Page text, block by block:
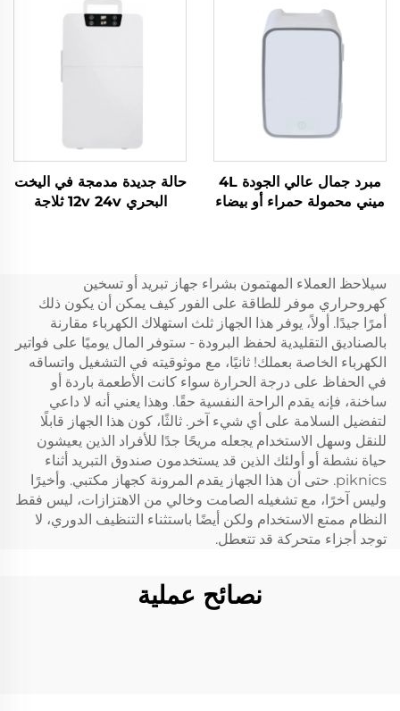
المصنع 52L
مبرد جمال عالي الجودة 4L
ميني محمولة حمراء أو بيضاء
حالة جديدة مدمجة في اليخت
البحري 12v 24v ثلاجة
سيلاحظ العملاء المهتمون بشراء جهاز تبريد أو تسخين
كهروحراري موفر للطاقة على الفور كيف يمكن أن يكون ذلك
أمرًا جيدًا. أولاً، يوفر هذا الجهاز ثلث استهلاك الكهرباء مقارنة
بالصناديق التقليدية لحفظ البرودة - ستوفر المال يوميًا على فواتير
الكهرباء الخاصة بعملك! ثانيًا، مع موثوقيته في التشغيل واتساقه
في الحفاظ على درجة الحرارة سواء كانت الأطعمة باردة أو
ساخنة، فإنه يقدم الراحة النفسية حقًا. وهذا يعني أنه لا داعي
لتفضيل السلامة على أي شيء آخر. ثالثًا، كون هذا الجهاز قابلًا
للنقل وسهل الاستخدام يجعله مريحًا جدًا للأفراد الذين يعيشون
حياة نشطة أو أولئك الذين قد يستخدمون صندوق التبريد أثناء
piknics. حتى أن هذا الجهاز يقدم المرونة كجهاز مكتبي. وأخيرًا
وليس آخرًا، مع تشغيله الصامت وخالي من الاهتزازات، ليس فقط
النظام ممتع الاستخدام ولكن أيضًا باستثناء التنظيف الدوري، لا
توجد أجزاء متحركة قد تتعطل.
نصائح عملية